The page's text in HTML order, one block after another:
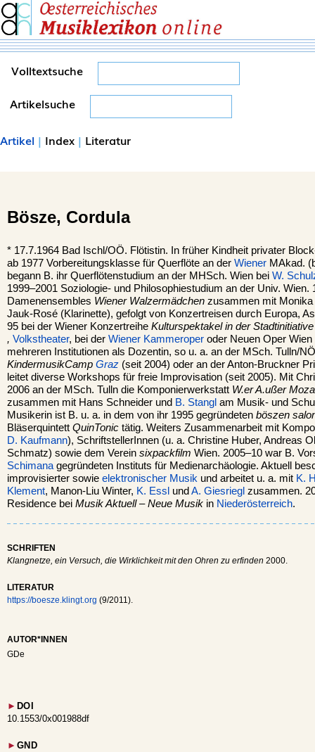
Volltextsuche
Artikelsuche
Artikel | Index | Literatur
Bösze, Cordula
* 17.7.1964 Bad Ischl/OÖ. Flötistin. In früher Kindheit privater
ab 1977 Vorbereitungsklasse für Querflöte an der Wiener MAkad.
begann B. ihr Querflötenstudium an der MHSch. Wien bei W.
1999–2001 Soziologie- und Philosophiestudium an der Univ. Wien.
Damenensembles Wiener Walzermädchen zusammen mit
Jauk-Rosé (Klarinette), gefolgt von Konzertreisen durch Europa,
95 bei der Wiener Konzertreihe Kulturspektakel in der
, Volkstheater, bei der Wiener Kammeroper oder Neuen Oper
mehreren Institutionen als Dozentin, so u. a. an der MSch. Tulln/
KindermusikCamp Graz (seit 2004) oder an der Anton-Bruckner
leitet diverse Workshops für freie Improvisation (seit 2005). Mit
2006 an der MSch. Tulln die Komponierwerkstatt W.er A.ußer
zusammen mit Hans Schneider und B. Stangl am Musik- und
Musikerin ist B. u. a. in dem von ihr 1995 gegründeten böszen
Bläserquintett QuinTonic tätig. Weiters Zusammenarbeit mit
D. Kaufmann), SchriftstellerInnen (u. a. Christine Huber, Andreas
Schmatz) sowie dem Verein sixpackfilm Wien. 2005–10 war B.
Schimana gegründeten Instituts für Medienarchäologie. Aktuell
improvisierter sowie elektronischer Musik und arbeitet u. a. mit K.
Klement, Manon-Liu Winter, K. Essl und A. Giesriegl zusammen.
Residence bei Musik Aktuell – Neue Musik in Niederösterreich.
SCHRIFTEN
Klangnetze, ein Versuch, die Wirklichkeit mit den Ohren zu erfinden 2000.
LITERATUR
https://boesze.klingt.org (9/2011).
AUTOR*INNEN
GDe
► DOI
10.1553/0x001988df
► GND